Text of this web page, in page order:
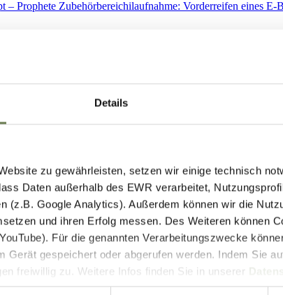
Details
zu gewährleisten, setzen wir einige technisch
Daten außerhalb des EWR verarbeitet,
(z.B. Google Analytics). Außerdem können wir die
und ihren Erfolg messen. Des Weiteren können
Für die genannten Verarbeitungszwecke
Gerät gespeichert oder abgerufen werden. Indem Sie
freiwillig zu. Weitere Infos finden Sie in unserer
die Einwilligung zur Datenverarbeitung außerhalb
Spiegel
E-Bike Akkus & Ladegeräte